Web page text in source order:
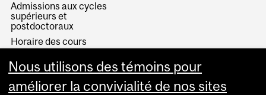
Admissions aux cycles
supérieurs et
postdoctoraux
Horaire des cours
Services aux étudiants
Nous utilisons des témoins pour
améliorer la convivialité de nos sites